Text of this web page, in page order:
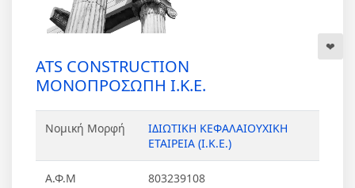
ATS CONSTRUCTION
ΜΟΝΟΠΡΟΣΩΠΗ Ι.Κ.Ε.
Νομική Μορφή
ΙΔΙΩΤΙΚΗ ΚΕΦΑΛΑΙΟΥΧΙΚΗ
ΕΤΑΙΡΕΙΑ (Ι.Κ.Ε.)
Α.Φ.Μ 803239108